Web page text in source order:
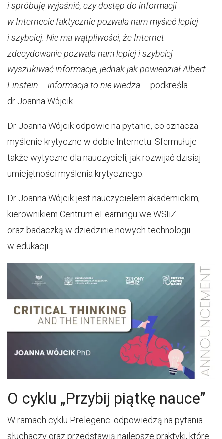
i spróbuję wyjaśnić, czy dostęp do informacji
w Internecie faktycznie pozwala nam myśleć lepiej
i szybciej. Nie ma wątpliwości, że Internet
zdecydowanie pozwala nam lepiej i szybciej
wyszukiwać informacje, jednak jak powiedział Albert
Einstein – informacja to nie wiedza – podkreśla
dr Joanna Wójcik.
Dr Joanna Wójcik odpowie na pytanie, co oznacza
myślenie krytyczne w dobie Internetu. Sformułuje
także wytyczne dla nauczycieli, jak rozwijać dzisiaj
umiejętności myślenia krytycznego.
Dr Joanna Wójcik jest nauczycielem akademickim,
kierownikiem Centrum eLearningu we WSIiZ
oraz badaczką w dziedzinie nowych technologii
w edukacji.
O cyklu „Przybij piątkę nauce”
W ramach cyklu Prelegenci odpowiedzą na pytania
słuchaczy oraz przedstawią najlepsze praktyki, które